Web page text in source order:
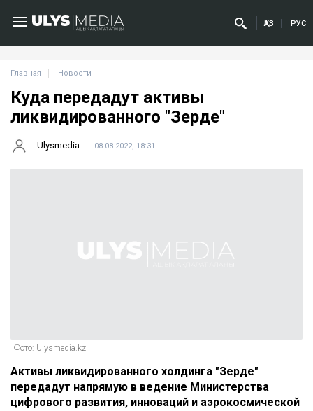
ҚАЗ РУС
Главная Новости
Куда передадут активы
ликвидированного "Зерде"
Ulysmedia 08.08.2022, 18:31
Фото: Ulysmedia.kz
Активы ликвидированного холдинга "Зерде"
передадут напрямую в ведение Министерства
цифрового развития, инноваций и аэрокосмической